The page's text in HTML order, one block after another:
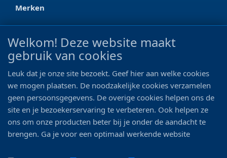
Merken
CONTACT
Ootmarsumseweg 125a
0546 - 622 990
06 - 11 19 81 42
info@bo-vis.nl
Welkom! Deze website maakt
gebruik van cookies
Leuk dat je onze site bezoekt. Geef hier aan welke cookies
we mogen plaatsen. De noodzakelijke cookies verzamelen
geen persoonsgegevens. De overige cookies helpen ons de
site en je bezoekerservaring te verbeteren. Ook helpen ze
ons om onze producten beter bij je onder de aandacht te
brengen. Ga je voor een optimaal werkende website